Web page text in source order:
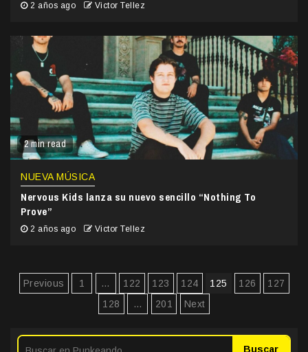
2 años ago Victor Tellez
2 min read
NUEVA MÚSICA
Nervous Kids lanza su nuevo sencillo “Nothing To
Prove”
2 años ago Victor Tellez
Paginación
entradas
Previous 1 … 122 123 124 125 126
127
128
… 201 Next
Buscar